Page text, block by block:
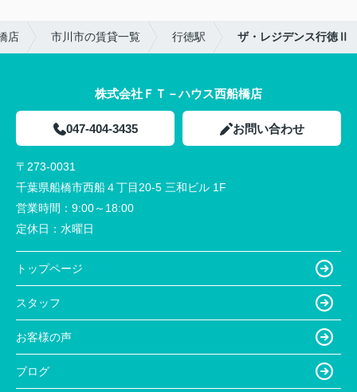
店 市川市の賃貸一覧 行徳駅 ザ・レジデンス行徳Ⅱ
株式会社ＦＴ－ハウス西船橋店
047-404-3435 お問い合わせ
〒273-0031
千葉県船橋市西船４丁目20-5 三和ビル 1F
営業時間： 9:00～18:00
定休日： 水曜日
トップページ
スタッフ
お客様の声
ブログ